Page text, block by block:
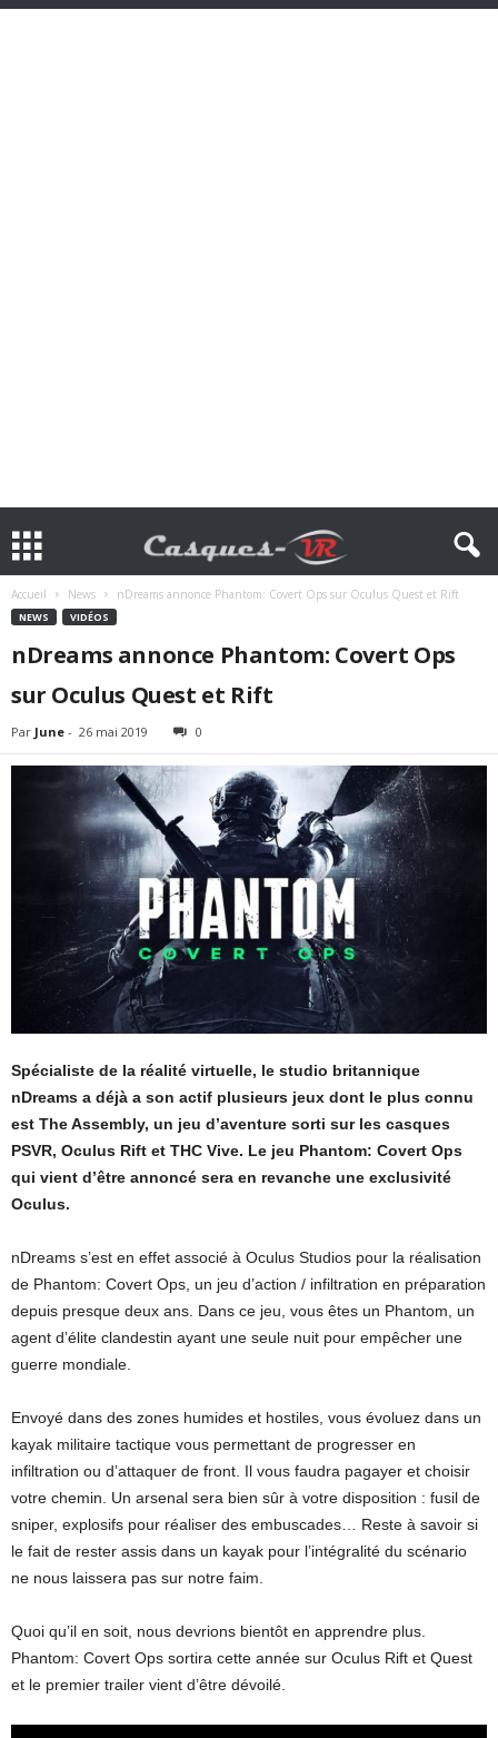
Accueil News nDreams annonce Phantom: Covert Ops sur Oculus Quest et Rift
NEWS VIDÉOS
nDreams annonce Phantom: Covert Ops
sur Oculus Quest et Rift
Par June - 26 mai 2019 0
Spécialiste de la réalité virtuelle, le studio britannique
nDreams a déjà a son actif plusieurs jeux dont le plus connu
est The Assembly, un jeu d’aventure sorti sur les casques
PSVR, Oculus Rift et THC Vive. Le jeu Phantom: Covert Ops
qui vient d’être annoncé sera en revanche une exclusivité
Oculus.
nDreams s’est en effet associé à Oculus Studios pour la réalisation
de Phantom: Covert Ops, un jeu d’action / infiltration en préparation
depuis presque deux ans. Dans ce jeu, vous êtes un Phantom, un
agent d’élite clandestin ayant une seule nuit pour empêcher une
guerre mondiale.
Envoyé dans des zones humides et hostiles, vous évoluez dans un
kayak militaire tactique vous permettant de progresser en
infiltration ou d’attaquer de front. Il vous faudra pagayer et choisir
votre chemin. Un arsenal sera bien sûr à votre disposition : fusil de
sniper, explosifs pour réaliser des embuscades… Reste à savoir si
le fait de rester assis dans un kayak pour l’intégralité du scénario
ne nous laissera pas sur notre faim.
Quoi qu’il en soit, nous devrions bientôt en apprendre plus.
Phantom: Covert Ops sortira cette année sur Oculus Rift et Quest
et le premier trailer vient d’être dévoilé.